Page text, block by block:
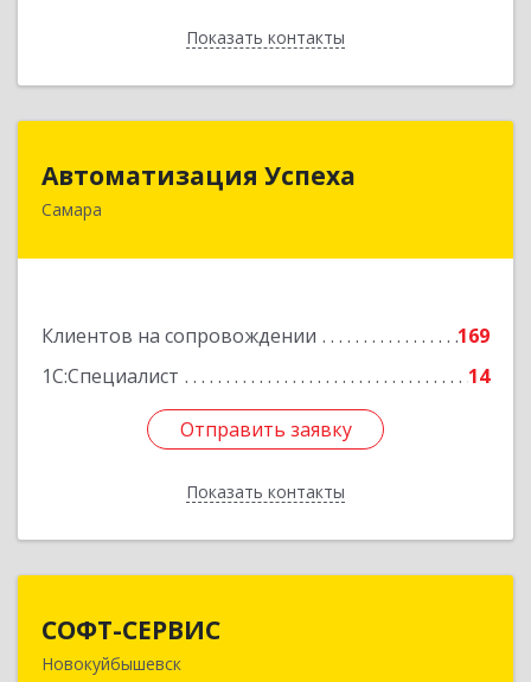
Показать контакты
Назад
Автоматизация Успеха
Самара
Клиентов на сопровождении
169
1С:Специалист
14
Отправить заявку
Показать контакты
Отправить заявку
Назад
СОФТ-СЕРВИС
Новокуйбышевск
446206, Самарская обл, Новокуйбышевск г,